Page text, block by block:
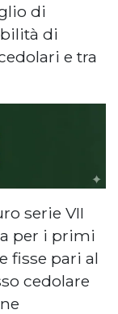
di
di
e tra
serie VII
per i primi
fisse pari al
cedolare